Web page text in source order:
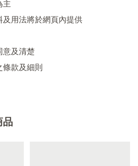
主
及用法將於網頁內提供
意及清楚
品